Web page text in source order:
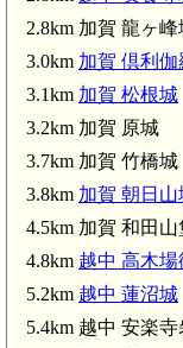
2.8km 加賀 龍ヶ峰
3.0km 加賀 倶利伽
3.1km 加賀 松根城
3.2km 加賀 原城
3.7km 加賀 竹橋城
3.8km 加賀 朝日山
4.5km 加賀 和田山
4.8km 越中 高木場
5.2km 越中 蓮沼城
5.4km 越中 安楽寺